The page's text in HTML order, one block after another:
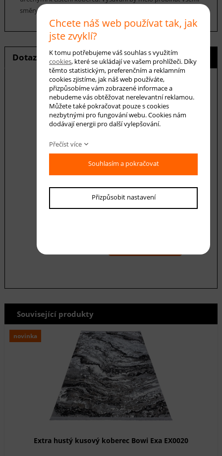
směry.
Dotaz na produkt Hlídání ceny
E-mail *
Váš dotaz
Související produkty
novinka
Extra hustý kusový koberec Bowi Exa EX0020
Chcete náš web používat tak, jak
jste zvyklí?
K tomu potřebujeme váš souhlas s využitím
cookies, které se ukládají ve vašem prohlížeči. Díky
těmto statistickým, preferenčním a reklamním
cookies zjistíme, jak náš web používáte,
přizpůsobíme vám zobrazené informace a
nebudeme vás obtěžovat nerelevantní reklamou.
Můžete také pokračovat pouze s cookies
nezbytnými pro fungování webu. Cookies nám
dodávají energii pro další vylepšování.
Přečíst více
Souhlasím a pokračovat
Přizpůsobit nastavení